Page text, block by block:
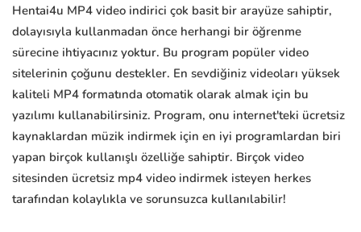
Hentai4u MP4 video indirici çok basit bir arayüze sahiptir,
dolayısıyla kullanmadan önce herhangi bir öğrenme
sürecine ihtiyacınız yoktur. Bu program popüler video
sitelerinin çoğunu destekler. En sevdiğiniz videoları yüksek
kaliteli MP4 formatında otomatik olarak almak için bu
yazılımı kullanabilirsiniz. Program, onu internet'teki ücretsiz
kaynaklardan müzik indirmek için en iyi programlardan biri
yapan birçok kullanışlı özelliğe sahiptir. Birçok video
sitesinden ücretsiz mp4 video indirmek isteyen herkes
tarafından kolaylıkla ve sorunsuzca kullanılabilir!